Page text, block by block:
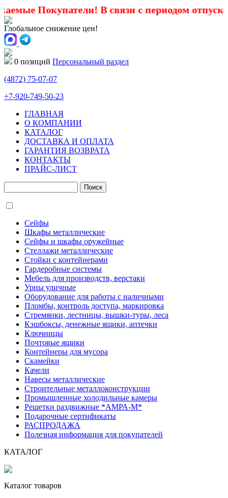
В связи с периодом отпусков с 1
Глобальное снижение цен!
0 позиций Персональный раздел
(4872) 75-07-07
+7-920-749-50-23
ГЛАВНАЯ
О КОМПАНИИ
КАТАЛОГ
ДОСТАВКА И ОПЛАТА
ГАРАНТИЯ ВОЗВРАТА
КОНТАКТЫ
ПРАЙС-ЛИСТ
Сейфы
Шкафы металлические
Сейфы и шкафы оружейные
Стеллажи металлические
Стойки с контейнерами
Гардеробные системы
Мебель для производств, верстаки
Урны уличные
Оборудование для работы с наличными
Пломбы, контроль доступа, маркировка
Стремянки, лестницы, вышки-туры, леса
Кэшбоксы, денежные ящики, аптечки
Ключницы
Почтовые ящики
Контейнеры для мусора
Скамейки
Качели
Навесы металлические
Строительные металлоконструкции
Промышленные холодильные камеры
Решетки раздвижные *АМРА-М*
Подарочные сертификаты
РАСПРОДАЖА
Полезная информация для покупателей
КАТАЛОГ
Каталог товаров